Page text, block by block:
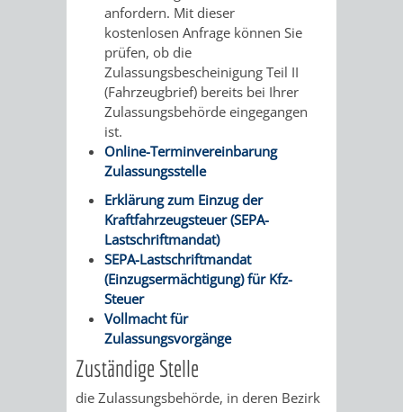
AN
DEINE
STADT
WIEDERVERMIETUNGSPRÄMIE
UND
GEBÄUDEBETRIEB
FÜR
anfordern. Mit dieser
kostenlosen Anfrage können Sie
prüfen, ob die
Zulassungsbescheinigung Teil II
(Fahrzeugbrief) bereits bei Ihrer
Zulassungsbehörde eingegangen
ist.
Online-Terminvereinbarung
Zulassungsstelle
Erklärung zum Einzug der
Kraftfahrzeugsteuer (SEPA-
Lastschriftmandat)
SEPA-Lastschriftmandat
(Einzugsermächtigung) für Kfz-
Steuer
Vollmacht für
Zulassungsvorgänge
Zuständige Stelle
die Zulassungsbehörde, in deren Bezirk